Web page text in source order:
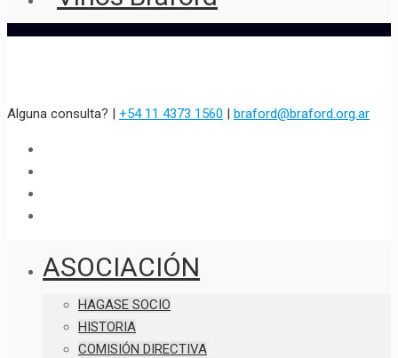
Alguna consulta? | +54 11 4373 1560 | braford@braford.org.ar
ASOCIACIÓN
HAGASE SOCIO
HISTORIA
COMISIÓN DIRECTIVA